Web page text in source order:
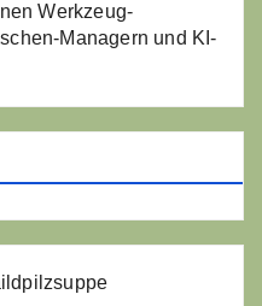
Werkzeug-
Managern und KI-